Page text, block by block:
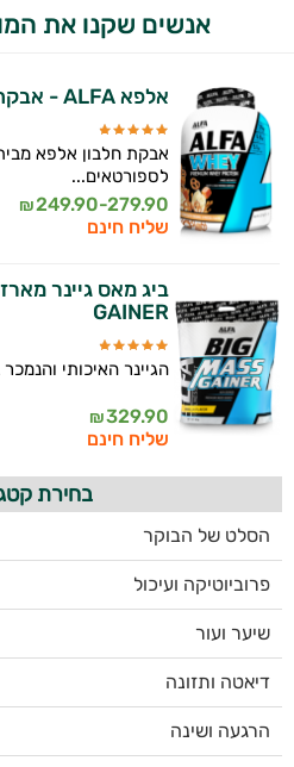
אנשים שקנו את
אלפא ALFA - אבקת החלבון מס׳ 1 בישראל
לספורטאים...
249.90-279.90
₪
שליח חינם
GAINER
הגיינר האיכותי והנמכר
329.90
₪
שליח חינם
בחירת
הסלט של הבוקר
פרוביוטיקה ועיכול
שיער ועור
דיאטה ותזונה
הרגעה ושינה